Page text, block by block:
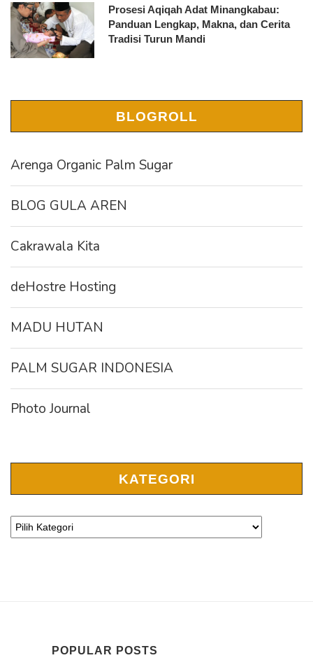
Prosesi Aqiqah Adat Minangkabau:
Panduan Lengkap, Makna, dan Cerita
Tradisi Turun Mandi
BLOGROLL
Arenga Organic Palm Sugar
BLOG GULA AREN
Cakrawala Kita
deHostre Hosting
MADU HUTAN
PALM SUGAR INDONESIA
Photo Journal
KATEGORI
POPULAR POSTS